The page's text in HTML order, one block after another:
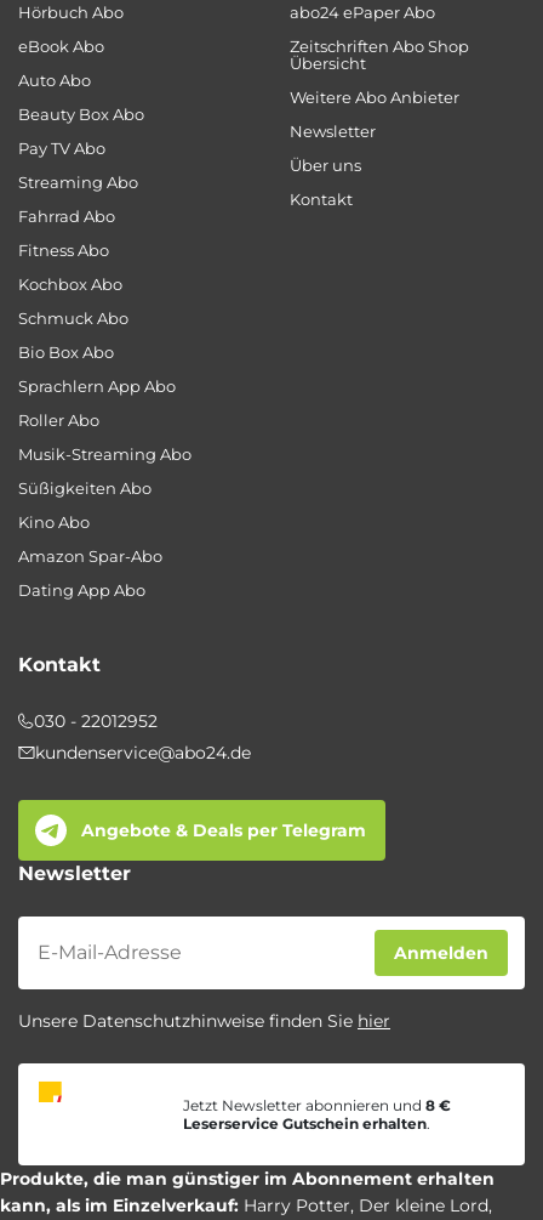
Hörbuch Abo
eBook Abo
Auto Abo
Beauty Box Abo
Pay TV Abo
Streaming Abo
Fahrrad Abo
Fitness Abo
Kochbox Abo
Schmuck Abo
Bio Box Abo
Sprachlern App Abo
Roller Abo
Musik-Streaming Abo
Süßigkeiten Abo
Kino Abo
Amazon Spar-Abo
Dating App Abo
abo24 ePaper Abo
Zeitschriften Abo Shop
Übersicht
Weitere Abo Anbieter
Newsletter
Über uns
Kontakt
Kontakt
030 - 22012952
kundenservice@abo24.de
Angebote & Deals per Telegram
Newsletter
Newsletter
Anmelden
Unsere Datenschutzhinweise finden Sie hier
Jetzt Newsletter abonnieren und 8 €
Leserservice Gutschein erhalten.
Produkte, die man günstiger im Abonnement erhalten
kann, als im Einzelverkauf: Harry Potter, Der kleine Lord,